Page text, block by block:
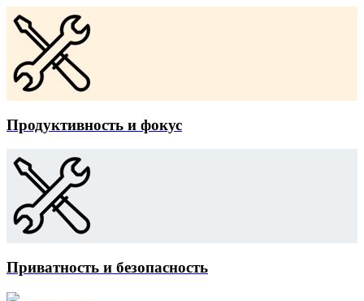
Продуктивность и фокус
Приватность и безопасность